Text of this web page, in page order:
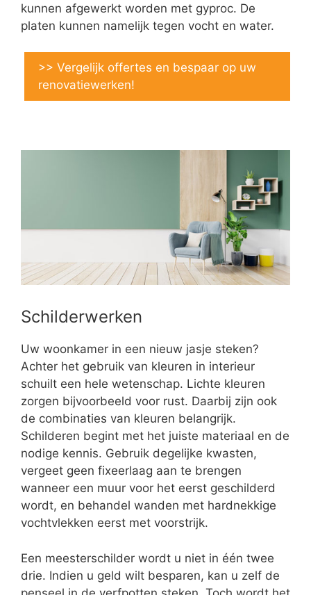
kunnen afgewerkt worden met gyproc. De
platen kunnen namelijk tegen vocht en water.
>> Vergelijk offertes en bespaar op uw
renovatiewerken!
Schilderwerken
Uw woonkamer in een nieuw jasje steken?
Achter het gebruik van kleuren in interieur
schuilt een hele wetenschap. Lichte kleuren
zorgen bijvoorbeeld voor rust. Daarbij zijn ook
de combinaties van kleuren belangrijk.
Schilderen begint met het juiste materiaal en de
nodige kennis. Gebruik degelijke kwasten,
vergeet geen fixeerlaag aan te brengen
wanneer een muur voor het eerst geschilderd
wordt, en behandel wanden met hardnekkige
vochtvlekken eerst met voorstrijk.
Een meesterschilder wordt u niet in één twee
drie. Indien u geld wilt besparen, kan u zelf de